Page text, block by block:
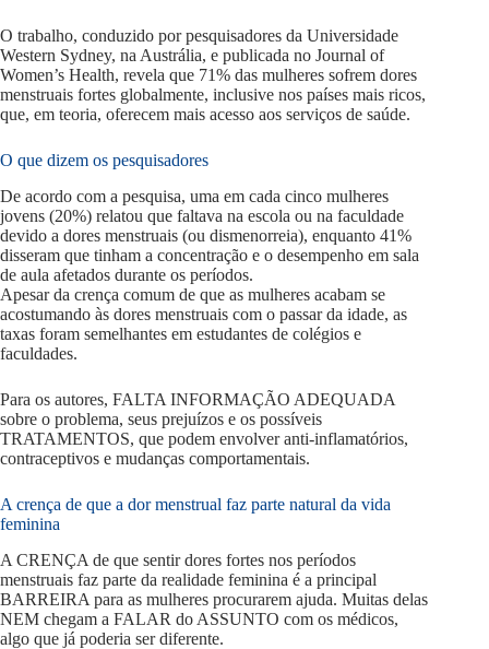
O trabalho, conduzido por pesquisadores da Universidade
Western Sydney, na Austrália, e publicada no Journal of
Women’s Health, revela que 71% das mulheres sofrem dores
menstruais fortes globalmente, inclusive nos países mais ricos,
que, em teoria, oferecem mais acesso aos serviços de saúde.
O que dizem os pesquisadores
De acordo com a pesquisa, uma em cada cinco mulheres
jovens (20%) relatou que faltava na escola ou na faculdade
devido a dores menstruais (ou dismenorreia), enquanto 41%
disseram que tinham a concentração e o desempenho em sala
de aula afetados durante os períodos.
Apesar da crença comum de que as mulheres acabam se
acostumando às dores menstruais com o passar da idade, as
taxas foram semelhantes em estudantes de colégios e
faculdades.
Para os autores, FALTA INFORMAÇÃO ADEQUADA
sobre o problema, seus prejuízos e os possíveis
TRATAMENTOS, que podem envolver anti-inflamatórios,
contraceptivos e mudanças comportamentais.
A crença de que a dor menstrual faz parte natural da vida
feminina
A CRENÇA de que sentir dores fortes nos períodos
menstruais faz parte da realidade feminina é a principal
BARREIRA para as mulheres procurarem ajuda. Muitas delas
NEM chegam a FALAR do ASSUNTO com os médicos,
algo que já poderia ser diferente.